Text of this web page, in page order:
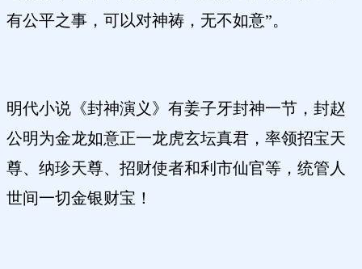
有公平之事，可以对神祷，无不如意”。
明代小说《封神演义》有姜子牙封神一节，封赵
公明为金龙如意正一龙虎玄坛真君，率领招宝天
尊、纳珍天尊、招财使者和利市仙官等，统管人
世间一切金银财宝！